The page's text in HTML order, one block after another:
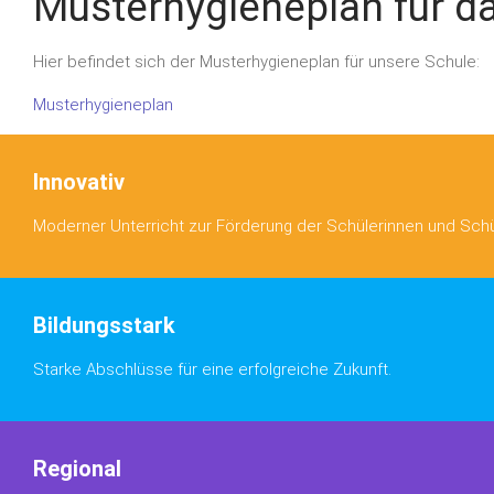
Hier befindet sich der Musterhygieneplan für unsere Schule:
Musterhygieneplan
Innovativ
Moderner Unterricht zur Förderung der Schülerinnen und
Bildungsstark
Starke Abschlüsse für eine erfolgreiche Zukunft.
Regional